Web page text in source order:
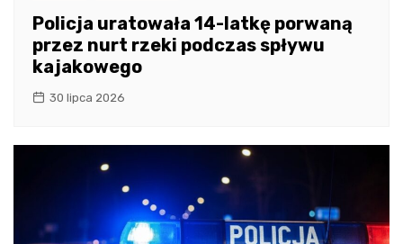
Policja uratowała 14-latkę porwaną
przez nurt rzeki podczas spływu
kajakowego
30 lipca 2026